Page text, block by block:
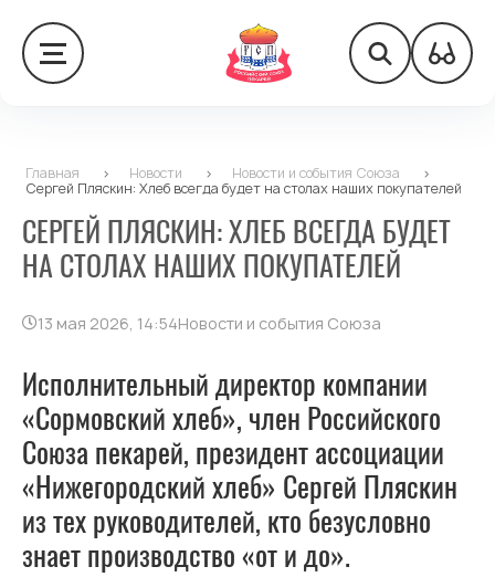
Главная > Новости > Новости и события Союза
>
Сергей Пляскин: Хлеб всегда будет на столах наших покупателей
СЕРГЕЙ ПЛЯСКИН: ХЛЕБ ВСЕГДА БУДЕТ
НА СТОЛАХ НАШИХ ПОКУПАТЕЛЕЙ
13 мая 2026, 14:54Новости и события Союза
Исполнительный директор компании
«Сормовский хлеб», член Российского
Союза пекарей, президент ассоциации
«Нижегородский хлеб» Сергей Пляскин
из тех руководителей, кто безусловно
знает производство «от и до».